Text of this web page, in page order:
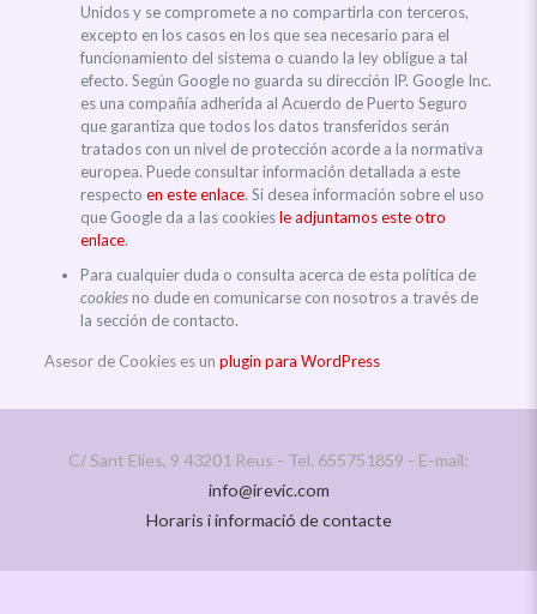
Unidos y se compromete a no compartirla con terceros,
excepto en los casos en los que sea necesario para el
funcionamiento del sistema o cuando la ley obligue a tal
efecto. Según Google no guarda su dirección IP. Google Inc.
es una compañía adherida al Acuerdo de Puerto Seguro
que garantiza que todos los datos transferidos serán
tratados con un nivel de protección acorde a la normativa
europea. Puede consultar información detallada a este
respecto en este enlace. Si desea información sobre el uso
que Google da a las cookiesle adjuntamos este otro
enlace.
Para cualquier duda o consulta acerca de esta política de
cookiesno dude en comunicarse con nosotros a través de
la sección de contacto.
Asesor de Cookies es un plugin para WordPress
C/ Sant Elies, 9 43201 Reus - Tel. 655751859 - E-mail:
info@irevic.com
Horaris i informació de contacte